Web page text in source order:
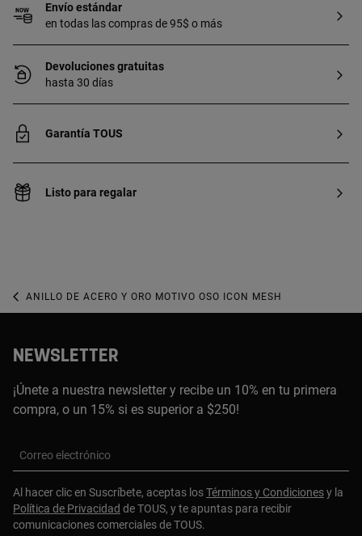
Envío estándar
en todas las compras de 95$ o más
Devoluciones gratuitas
hasta 30 días
Garantía TOUS
Listo para regalar
ANILLO DE ACERO Y ORO MOTIVO OSO ICON MESH
NEWSLETTER
¡Únete a nuestra newsletter y recibe un 10% en tu primera
compra, o un 15% si es superior a $250!
Correo electrónico
Al hacer clic en Suscríbete, aceptas losTérminos y Condicionesy la
Política de Privacidad de TOUS, y te apuntas para recibir
comunicaciones comerciales de TOUS.